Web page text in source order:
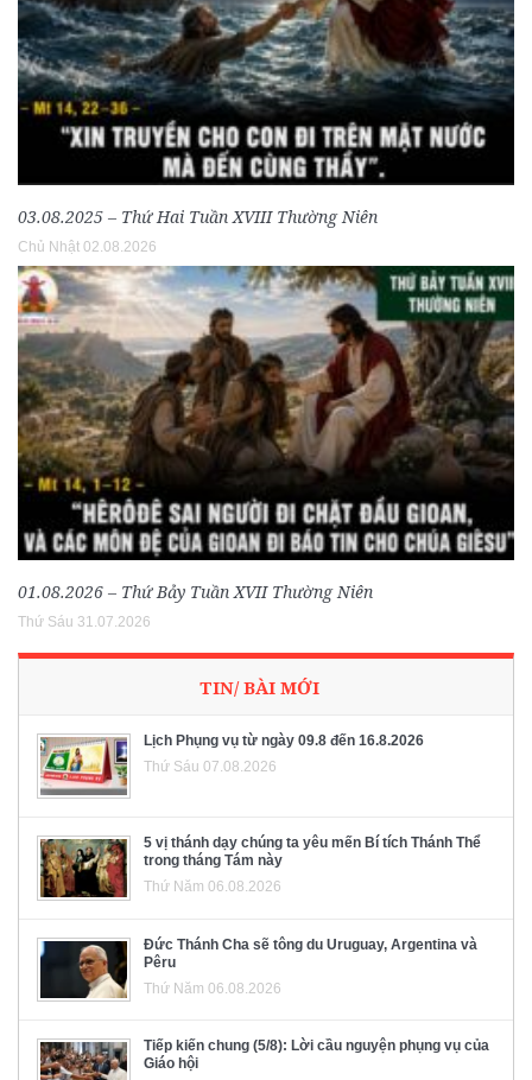
03.08.2025 – Thứ Hai Tuần XVIII Thường Niên
Chủ Nhật 02.08.2026
01.08.2026 – Thứ Bảy Tuần XVII Thường Niên
Thứ Sáu 31.07.2026
TIN/ BÀI MỚI
Lịch Phụng vụ từ ngày 09.8 đến 16.8.2026
Thứ Sáu 07.08.2026
5 vị thánh dạy chúng ta yêu mến Bí tích Thánh Thể
trong tháng Tám này
Thứ Năm 06.08.2026
Đức Thánh Cha sẽ tông du Uruguay, Argentina và
Pêru
Thứ Năm 06.08.2026
Tiếp kiến chung (5/8): Lời cầu nguyện phụng vụ của
Giáo hội